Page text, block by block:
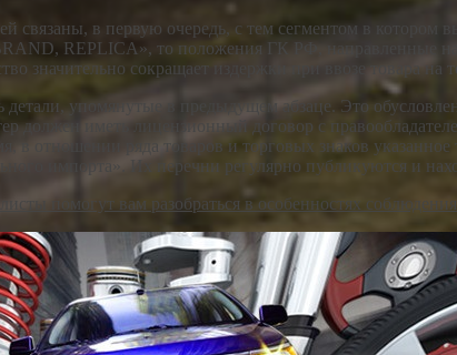
связаны, в первую очередь, с тем сегментом в
REPLICA», то положения ГК РФ, направленные
значительно сокращает издержки при ввозе товара
упомянутые в предыдущем абзаце. Это
должен иметь лицензионный договор с
в отношении ряда товаров и торговых знаков
импорта». Их перечни регулярно публикуются и
помогут вам разобраться в особенностях